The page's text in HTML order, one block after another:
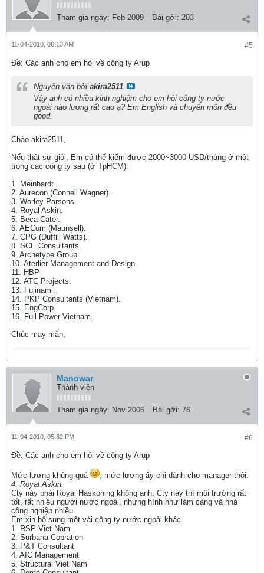
Tham gia ngày: Feb 2009 Bài gởi: 203
#5
11-04-2010, 06:13 AM
Ðề: Các anh cho em hỏi về công ty Arup
Nguyên văn bởi akira2511
Vậy anh có nhiều kinh nghiệm cho em hỏi công ty nước
ngoài nào lương rất cao ạ? Em English và chuyên môn đều
good.
Chào akira2511,
Nếu thật sự giỏi, Em có thể kiếm được 2000~3000 USD/tháng ở một
trong các công ty sau (ở TpHCM):
1. Meinhardt.
2. Aurecon (Connell Wagner).
3. Worley Parsons.
4. Royal Askin.
5. Beca Cater.
6. AECom (Maunsell).
7. CPG (Duffill Watts).
8. SCE Consultants.
9. Archetype Group.
10. Aterlier Management and Design.
11. HBP
12. ATC Projects.
13. Fujinami.
14. PKP Consultants (Vietnam).
15. EngCorp.
16. Full Power Vietnam.
Chúc may mắn,
Manowar
Thành viên
Tham gia ngày: Nov 2006 Bài gởi: 76
#6
11-04-2010, 05:32 PM
Ðề: Các anh cho em hỏi về công ty Arup
Mức lương khủng quá
, mức lương ấy chỉ dành cho manager thôi.
4. Royal Askin.
Cty này phải Royal Haskoning không anh. Cty này thì môi trường rất
tốt, rất nhiều người nước ngoài, nhưng hình như làm cảng và nhà
công nghiệp nhiều.
Em xin bổ sung một vài công ty nước ngoài khác
1. RSP Viet Nam
2. Surbana Copration
3. P&T Consultant
4. AIC Management
5. Structural Viet Nam